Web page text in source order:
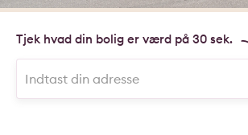
Tjek hvad din bolig er værd på 30 sek.